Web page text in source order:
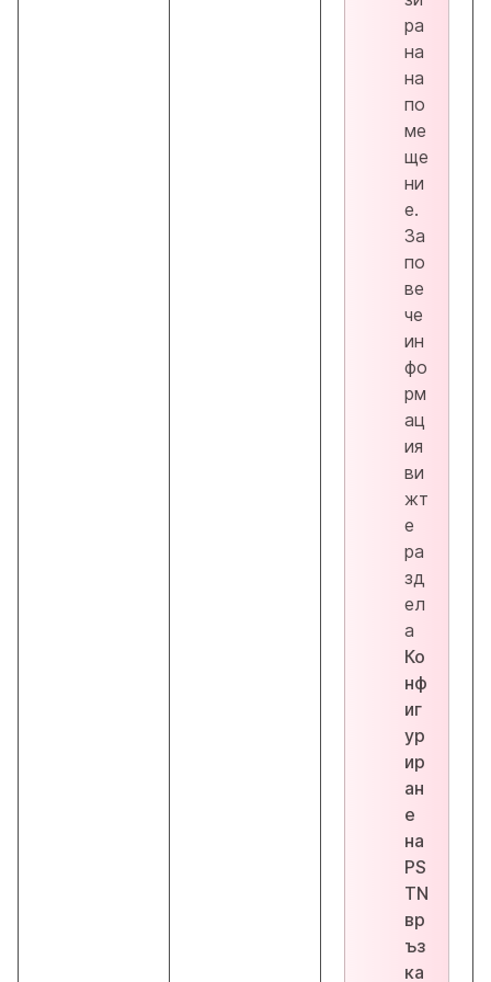
ра
на
на
по
ме
ще
ни
е.
За
по
ве
че
ин
фо
рм
ац
ия
ви
жт
е
ра
зд
ел
а
Ко
нф
иг
ур
ир
ан
е
на
PS
TN
вр
ъз
ка